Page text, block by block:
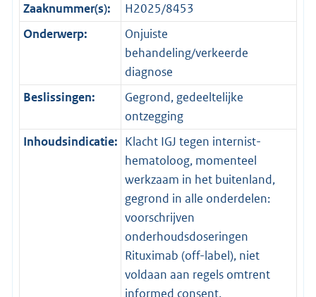
Zaaknummer(s):
H2025/8453
Onderwerp:
Onjuiste
behandeling/verkeerde
diagnose
Beslissingen:
Gegrond, gedeeltelijke
ontzegging
Inhoudsindicatie: Klacht IGJ tegen internist-
hematoloog, momenteel
werkzaam in het buitenland,
gegrond in alle onderdelen:
voorschrijven
onderhoudsdoseringen
Rituximab (off-label), niet
voldaan aan regels omtrent
informed consent,